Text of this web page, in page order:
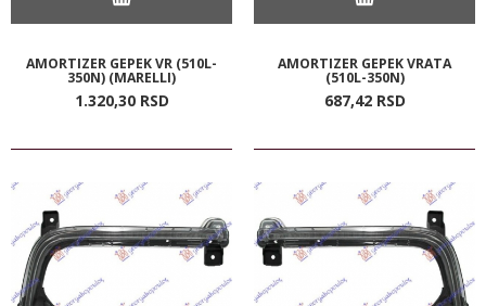
AMORTIZER GEPEK VR (510L-
350N) (MARELLI)
1.320,30 RSD
AMORTIZER GEPEK VRATA
(510L-350N)
687,42 RSD